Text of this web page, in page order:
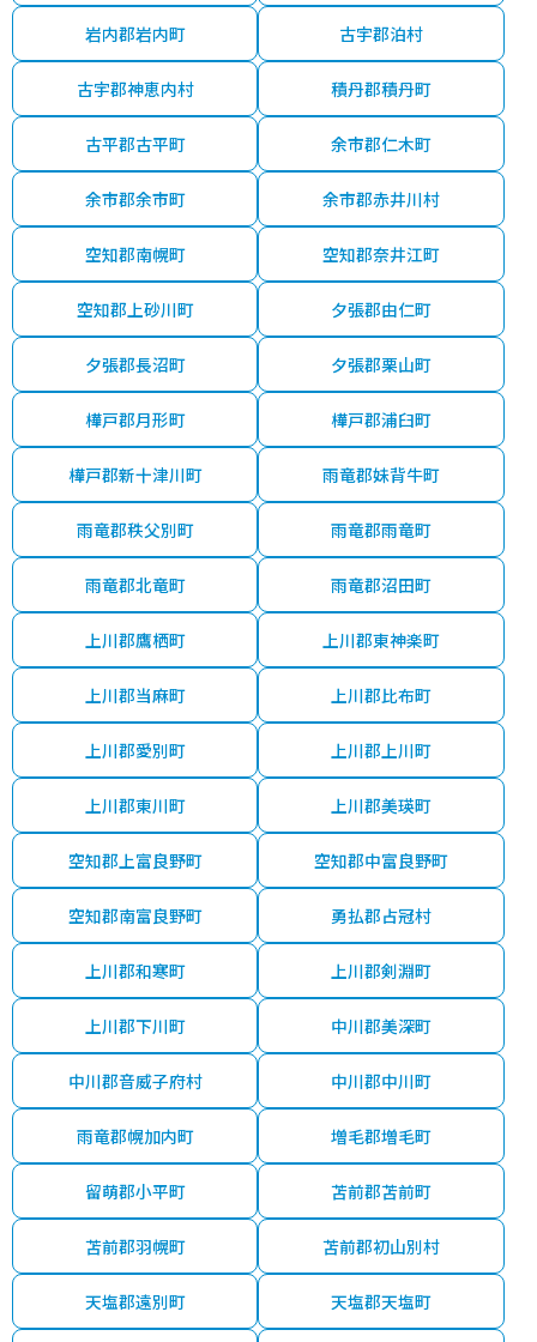
岩内郡岩内町 古宇郡泊村
古宇郡神恵内村 積丹郡積丹町
古平郡古平町 余市郡仁木町
余市郡余市町 余市郡赤井川村
空知郡南幌町 空知郡奈井江町
空知郡上砂川町 夕張郡由仁町
夕張郡長沼町 夕張郡栗山町
樺戸郡月形町 樺戸郡浦臼町
樺戸郡新十津川町 雨竜郡妹背牛町
雨竜郡秩父別町 雨竜郡雨竜町
雨竜郡北竜町 雨竜郡沼田町
上川郡鷹栖町 上川郡東神楽町
上川郡当麻町 上川郡比布町
上川郡愛別町 上川郡上川町
上川郡東川町 上川郡美瑛町
空知郡上富良野町 空知郡中富良野町
空知郡南富良野町 勇払郡占冠村
上川郡和寒町 上川郡剣淵町
上川郡下川町 中川郡美深町
中川郡音威子府村 中川郡中川町
雨竜郡幌加内町 増毛郡増毛町
留萌郡小平町 苫前郡苫前町
苫前郡羽幌町 苫前郡初山別村
天塩郡遠別町 天塩郡天塩町